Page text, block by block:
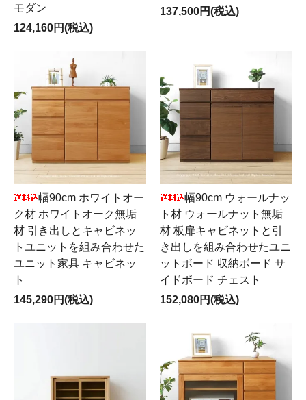
モダン
124,160円(税込)
137,500円(税込)
幅90cm ホワイトオー
ク材 ホワイトオーク無垢
材 引き出しとキャビネッ
トユニットを組み合わせた
ユニット家具 キャビネッ
ト
145,290円(税込)
幅90cm ウォールナッ
ト材 ウォールナット無垢
材 板扉キャビネットと引
き出しを組み合わせたユニ
ットボード 収納ボード サ
イドボード チェスト
152,080円(税込)